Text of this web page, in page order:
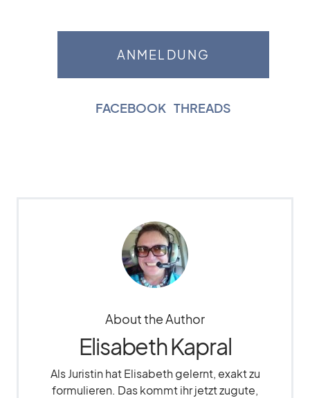
FACEBOOK THREADS
About the Author
Elisabeth Kapral
Als Juristin hat Elisabeth gelernt, exakt zu
formulieren. Das kommt ihr jetzt zugute,